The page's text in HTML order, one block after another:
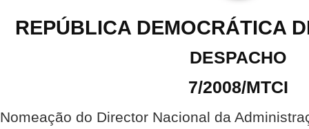
REPÚBLICA DEMOCRÁTICA
DESPACHO
7/2008/MTCI
Nomeação do Director Nacional da